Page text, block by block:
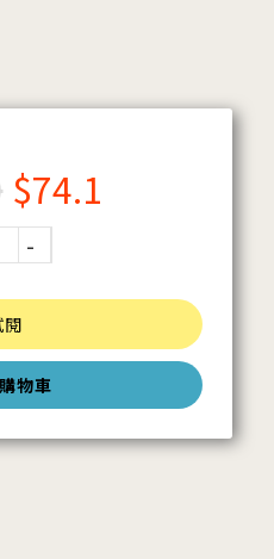
物車
閱
$74.1